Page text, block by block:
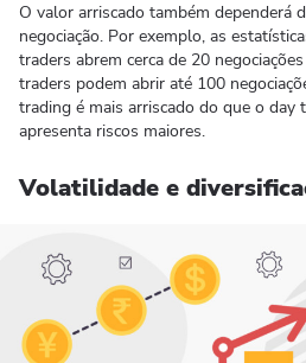
O valor arriscado também dependerá
negociação. Por exemplo, as
traders abrem cerca de 20
traders podem abrir até 100
trading é mais arriscado do que o day
apresenta riscos maiores.
Volatilidade e